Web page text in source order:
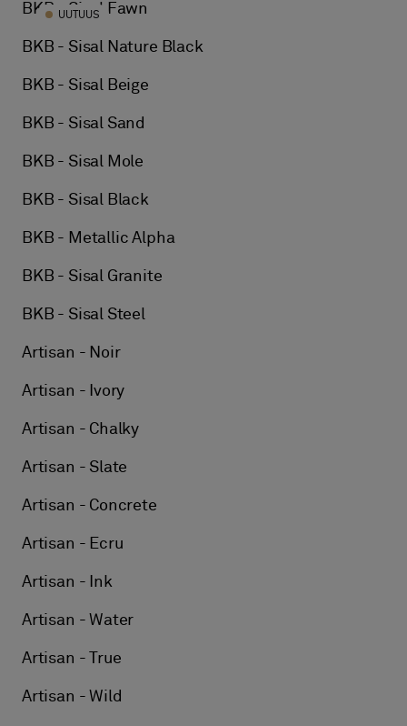
BKB - Sisal Fawn
UUTUUS
BKB - Sisal Nature Black
BKB - Sisal Beige
BKB - Sisal Sand
BKB - Sisal Mole
BKB - Sisal Black
BKB - Metallic Alpha
BKB - Sisal Granite
BKB - Sisal Steel
Artisan - Noir
Artisan - Ivory
Artisan - Chalky
Artisan - Slate
Artisan - Concrete
Artisan - Ecru
Artisan - Ink
Artisan - Water
Artisan - True
Artisan - Wild